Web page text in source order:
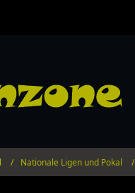
Nationale Ligen und Pokal